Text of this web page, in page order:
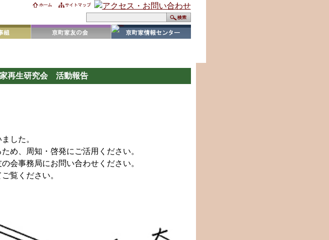
再生研究会 活動報告
した。
め、周知・啓発にご活用ください。
会事務局にお問い合わせください。
覧ください。